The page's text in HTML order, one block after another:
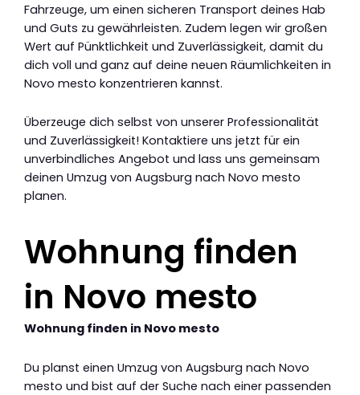
Fahrzeuge, um einen sicheren Transport deines Hab
und Guts zu gewährleisten. Zudem legen wir großen
Wert auf Pünktlichkeit und Zuverlässigkeit, damit du
dich voll und ganz auf deine neuen Räumlichkeiten in
Novo mesto konzentrieren kannst.
Überzeuge dich selbst von unserer Professionalität
und Zuverlässigkeit! Kontaktiere uns jetzt für ein
unverbindliches Angebot und lass uns gemeinsam
deinen Umzug von Augsburg nach Novo mesto
planen.
Wohnung finden
in Novo mesto
Wohnung finden in Novo mesto
Du planst einen Umzug von Augsburg nach Novo
mesto und bist auf der Suche nach einer passenden